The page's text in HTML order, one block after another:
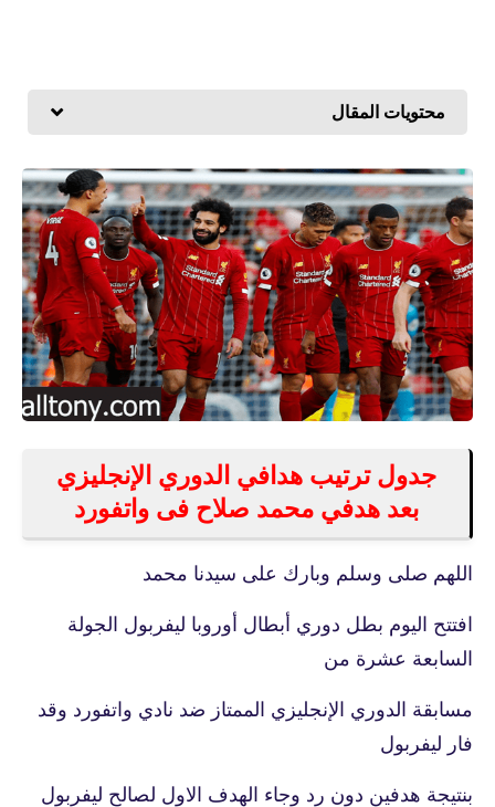
محتويات المقال
جدول ترتيب هدافي الدوري الإنجليزي
بعد هدفي محمد صلاح فى واتفورد
اللهم صلى وسلم وبارك على سيدنا محمد
افتتح اليوم بطل دوري أبطال أوروبا ليفربول الجولة
السابعة عشرة من
مسابقة الدوري الإنجليزي الممتاز ضد نادي واتفورد وقد
فار ليفربول
بنتيجة هدفين دون رد وجاء الهدف الاول لصالح ليفربول